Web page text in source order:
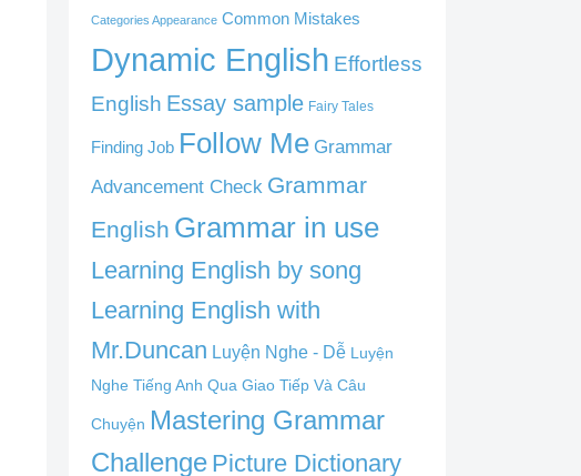
Categories Appearance Common Mistakes
Dynamic English Effortless
English Essay sample Fairy Tales
Finding Job Follow Me Grammar
Advancement Check Grammar
English Grammar in use
Learning English by song
Learning English with
Mr.Duncan Luyện Nghe - Dễ Luyện
Nghe Tiếng Anh Qua Giao Tiếp Và Câu
Chuyện Mastering Grammar
Challenge Picture Dictionary